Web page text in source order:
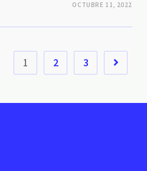
OCTUBRE 11, 2022
1 2 3